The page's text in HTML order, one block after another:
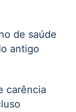
de saúde
antigo
carência